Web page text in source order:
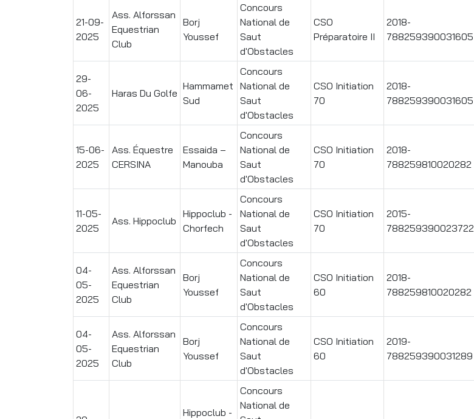
21-09-
2025
Ass. Alforssan
Equestrian
Club
Borj
Youssef
Concours
National de
Saut
d'Obstacles
CSO
Préparatoire II
2018-
788259390031605
29-
06-
2025
Haras Du Golfe
Hammamet
Sud
Concours
National de
Saut
d'Obstacles
CSO Initiation
70
2018-
788259390031605
15-06-
2025
Ass. Équestre
CERSINA
Essaida –
Manouba
Concours
National de
Saut
d'Obstacles
CSO Initiation
70
2018-
788259810020282
11-05-
2025
Ass. Hippoclub
Hippoclub -
Chorfech
Concours
National de
Saut
d'Obstacles
CSO Initiation
70
2015-
788259390023722
04-
05-
2025
Ass. Alforssan
Equestrian
Club
Borj
Youssef
Concours
National de
Saut
d'Obstacles
CSO Initiation
60
2018-
788259810020282
04-
05-
2025
Ass. Alforssan
Equestrian
Club
Borj
Youssef
Concours
National de
Saut
d'Obstacles
CSO Initiation
60
2019-
788259390031289
Hippoclub -
Concours
National de